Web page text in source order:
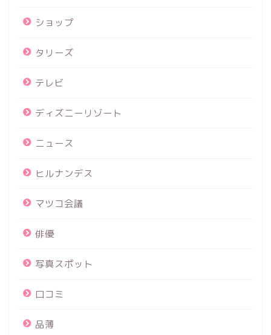
ショップ
タリーズ
テレビ
ディズニーリゾート
ニュース
ヒルナンデス
マツコ会議
俳優
写真スポット
口コミ
品薄